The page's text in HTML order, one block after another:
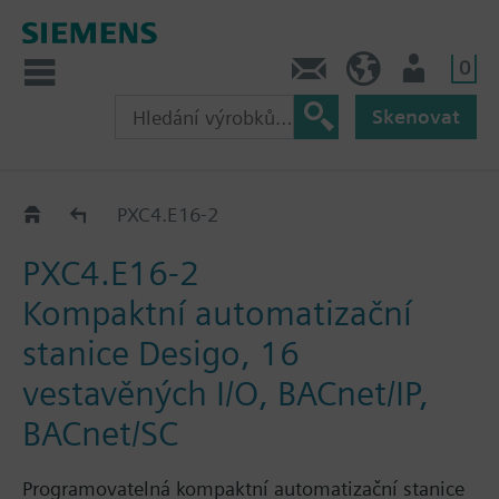
0
Skenovat
Automation stations PXC4...PXC7
PXC4.E16-2
PXC4.E16-2
Kompaktní automatizační
stanice Desigo, 16
vestavěných I/O, BACnet/IP,
BACnet/SC
Programovatelná kompaktní automatizační stanice